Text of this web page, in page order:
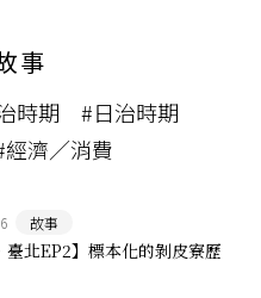
事
時期
#日治時期
經濟／消費
故事
臺北EP2】標本化的剝皮寮歷